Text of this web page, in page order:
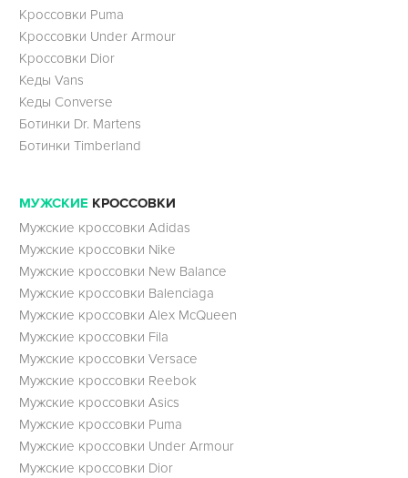
Кроссовки Puma
Кроссовки Under Armour
Кроссовки Dior
Кеды Vans
Кеды Converse
Ботинки Dr. Martens
Ботинки Timberland
МУЖСКИЕ КРОССОВКИ
Мужские кроссовки Adidas
Мужские кроссовки Nike
Мужские кроссовки New Balance
Мужские кроссовки Balenciaga
Мужские кроссовки Alex McQueen
Мужские кроссовки Fila
Мужские кроссовки Versace
Мужские кроссовки Reebok
Мужские кроссовки Asics
Мужские кроссовки Puma
Мужские кроссовки Under Armour
Мужские кроссовки Dior